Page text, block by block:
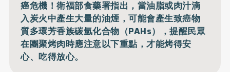
癌危機！衛福部食藥署指出，當油脂或肉汁滴
入炭火中產生大量的油煙，可能會產生致癌物
質多環芳香族碳氫化合物（PAHs），提醒民眾
在團聚烤肉時應注意以下重點，才能烤得安
心、吃得放心。